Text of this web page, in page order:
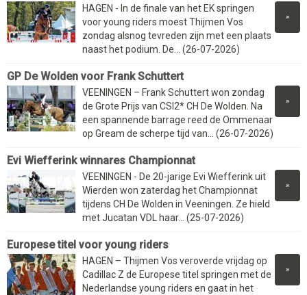
»
HAGEN - In de finale van het EK springen
voor young riders moest Thijmen Vos
zondag alsnog tevreden zijn met een plaats
naast het podium. De... (26-07-2026)
GP De Wolden voor Frank Schuttert
»
VEENINGEN – Frank Schuttert won zondag
de Grote Prijs van CSI2* CH De Wolden. Na
een spannende barrage reed de Ommenaar
op Gream de scherpe tijd van... (26-07-2026)
Evi Wiefferink winnares Championnat
»
VEENINGEN - De 20-jarige Evi Wiefferink uit
Wierden won zaterdag het Championnat
tijdens CH De Wolden in Veeningen. Ze hield
met Jucatan VDL haar... (25-07-2026)
Europese titel voor young riders
»
HAGEN – Thijmen Vos veroverde vrijdag op
Cadillac Z de Europese titel springen met de
Nederlandse young riders en gaat in het